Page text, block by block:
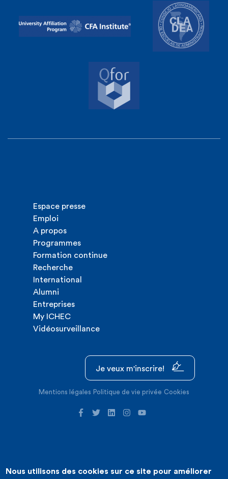
Espace presse
Emploi
A propos
Programmes
Formation continue
Recherche
International
Alumni
Entreprises
My ICHEC
Vidéosurveillance
Je veux m'inscrire!
Mentions légales Politique de vie privée Cookies
©2026 ICHEC |Création de site internet : Expansion
Nous utilisons des cookies sur ce site pour améliorer